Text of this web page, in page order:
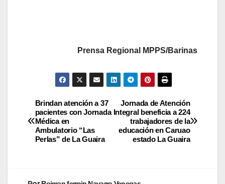
Prensa Regional MPPS/Barinas
Jornada de Atención
Integral beneficia a 224
trabajadores de la
educación en Caruao
estado La Guaira
Brindan atención a 37
pacientes con Jornada
Médica en
Ambulatorio “Las
Perlas” de La Guaira